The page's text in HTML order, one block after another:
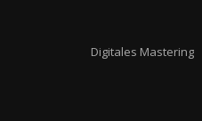
Digitales Mastering